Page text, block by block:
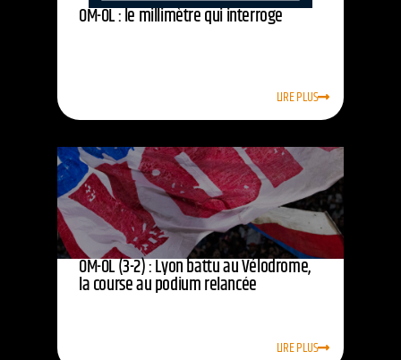
OM-OL : le millimètre qui interroge
LIRE PLUS
OM-OL (3-2) : Lyon battu au Vélodrome,
la course au podium relancée
LIRE PLUS